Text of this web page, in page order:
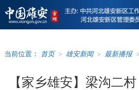
当前位置： 首页 > 雄安新闻 > 最新播报 >
【家乡雄安】梁沟二